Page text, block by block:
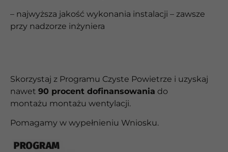
– najwyższa jakość wykonania instalacji – zawsze
przy nadzorze inżyniera
Skorzystaj z Programu Czyste Powietrze i uzyskaj
nawet 90 procent dofinansowania do
montażu montażu wentylacji.
Pomagamy w wypełnieniu Wniosku.